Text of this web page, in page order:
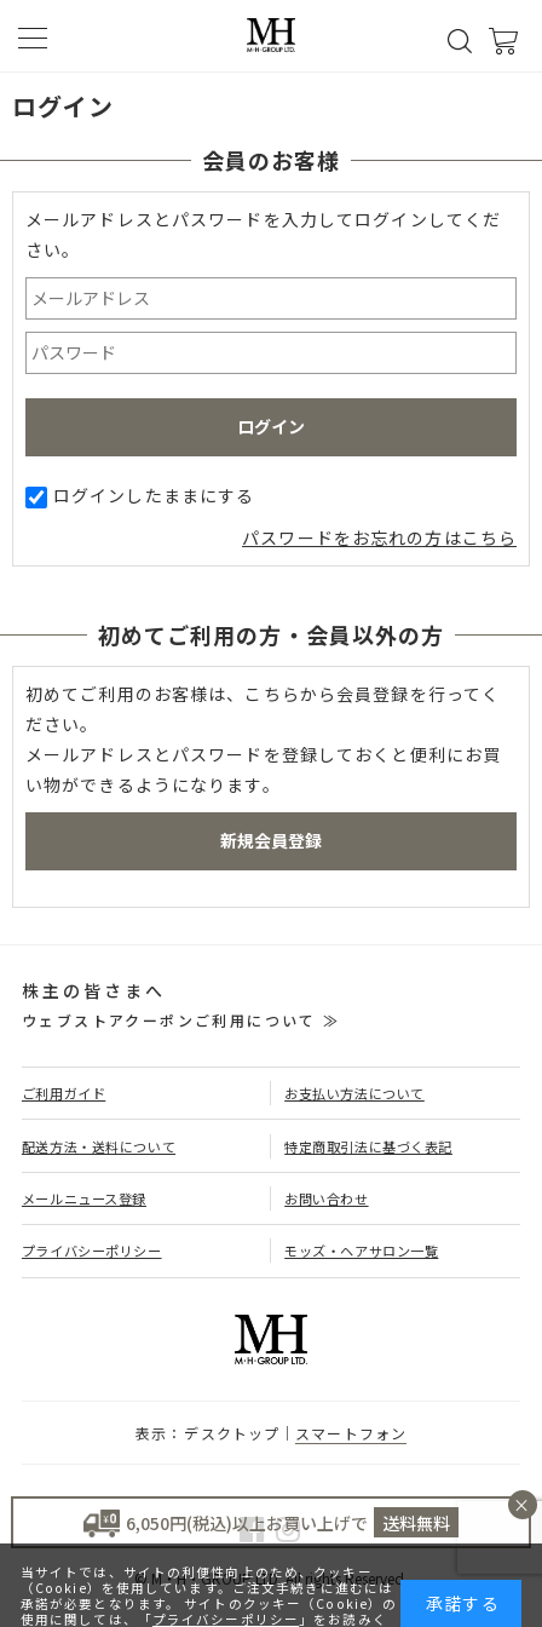
6,050円(税込)以上お買い上げで 送料無料
×
ログイン
会員のお客様
メールアドレスとパスワードを入力してログインしてくだ
さい。
ログインしたままにする
パスワードをお忘れの方はこちら
初めてご利用の方・会員以外の方
初めてご利用のお客様は、こちらから会員登録を行ってく
ださい。
メールアドレスとパスワードを登録しておくと便利にお買
い物ができるようになります。
株主の皆さまへ
ウェブストアクーポンご利用について ≫
ご利用ガイド お支払い方法について
配送方法・送料について 特定商取引法に基づく表記
メールニュース登録 お問い合わせ
プライバシーポリシー モッズ・ヘアサロン一覧
© M・H・GROUP LTD. All rights Reserved.
デスクトップ スマートフォン
当サイトでは、サイトの利便性向上のため、クッキー
（Cookie）を使用しています。ご注文手続きに進むには
承諾が必要となります。 サイトのクッキー（Cookie）の
使用に関しては、「プライバシーポリシー 」をお読みく
承諾する